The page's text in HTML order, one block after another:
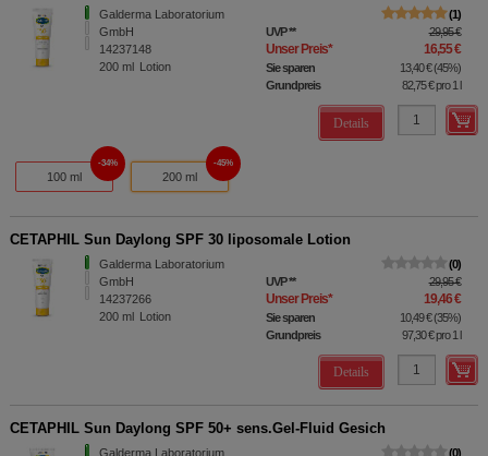
Galderma Laboratorium
GmbH
14237148
200 ml Lotion
1
UVP** 29,95 €
Unser Preis* 16,55 €
Sie sparen 13,40 €(45%)
Grundpreis
82,75 €pro 1 l
Details
100 ml
34%
200 ml
45%
CETAPHIL Sun Daylong SPF 30 liposomale Lotion
Galderma Laboratorium
GmbH
14237266
200 ml Lotion
0
UVP** 29,95 €
Unser Preis* 19,46 €
Sie sparen 10,49 €(35%)
Grundpreis
97,30 €pro 1 l
Details
CETAPHIL Sun Daylong SPF 50+ sens.Gel-Fluid Gesich
Galderma Laboratorium
0